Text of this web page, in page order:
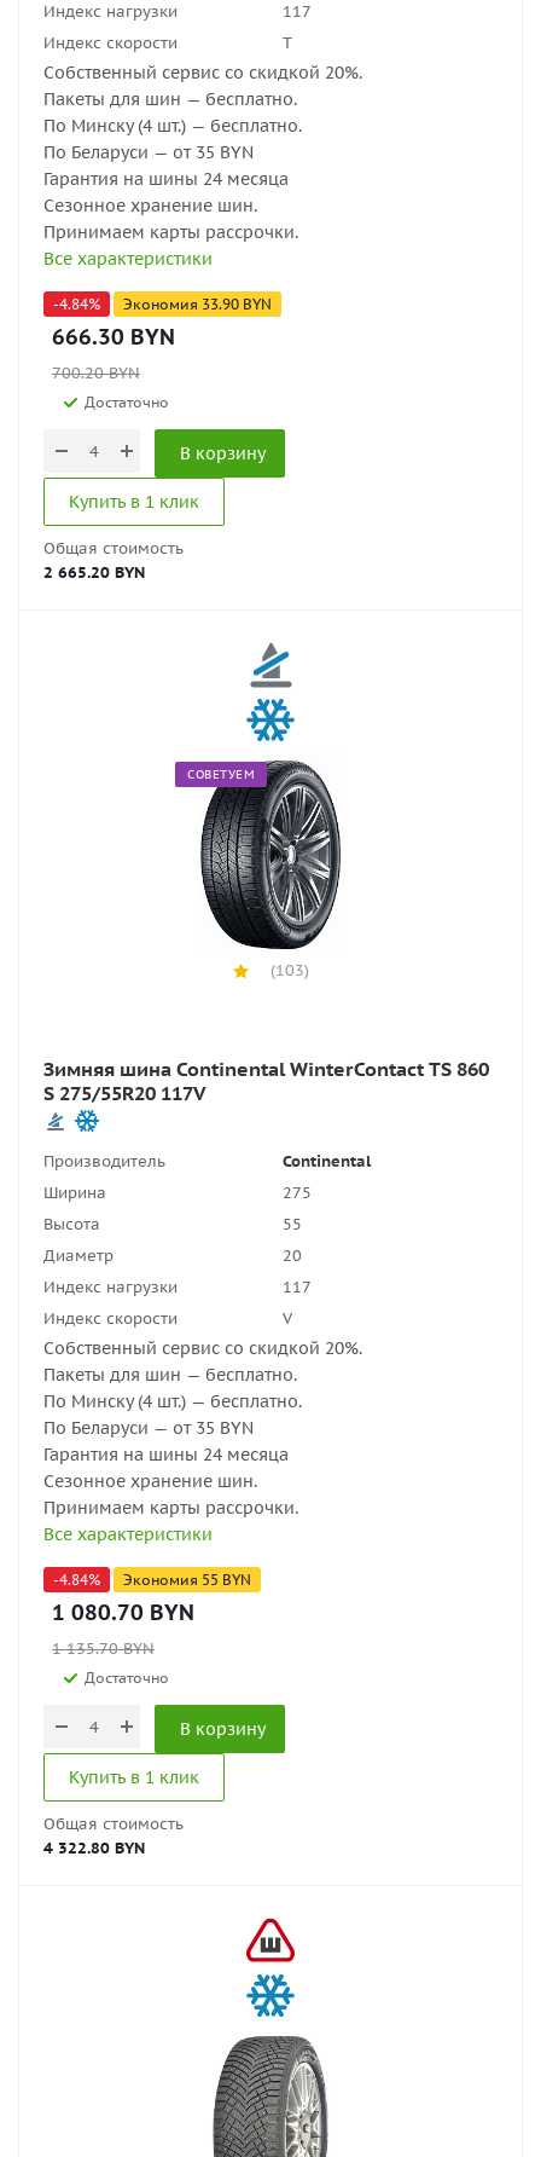
Индекс нагрузки
117
Индекс скорости
T
Собственный сервис со скидкой 20%.
Пакеты для шин — бесплатно.
По Минску (4 шт.) — бесплатно.
По Беларуси — от 35 BYN
Гарантия на шины 24 месяца
Сезонное хранение шин.
Принимаем карты рассрочки.
Все характеристики
-4.84% Экономия 33.90 BYN
666.30 BYN
700.20BYN
Достаточно
В корзину
Купить в 1 клик
Общая стоимость
2 665.20 BYN
СОВЕТУЕМ
(103)
Зимняя шина Continental WinterContact TS 860
S 275/55R20 117V
Производитель
Continental
Ширина
275
Высота
55
Диаметр
20
Индекс нагрузки
117
Индекс скорости
V
Собственный сервис со скидкой 20%.
Пакеты для шин — бесплатно.
По Минску (4 шт.) — бесплатно.
По Беларуси — от 35 BYN
Гарантия на шины 24 месяца
Сезонное хранение шин.
Принимаем карты рассрочки.
Все характеристики
-4.84% Экономия 55 BYN
1 080.70 BYN
1 135.70BYN
Достаточно
В корзину
Купить в 1 клик
Общая стоимость
4 322.80 BYN